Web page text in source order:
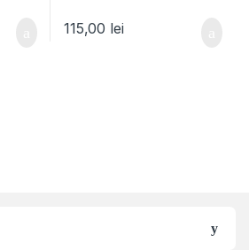
Timeline, Aspire 3810Z
Timeline
115,00 lei